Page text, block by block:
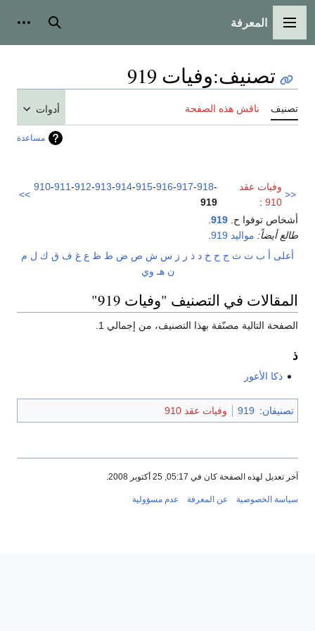
القائمة الرئيسية
المعرفة بحث
تصنيف:وفيات 919
تصنيف ناقش هذه الصفحة أدوات
مساعدة
<<
وفيات عقد
910
:
910-911-912-913-914-915-916-917-918-
919
>>
أشخاص توفوا ح. 919
طالع أيضاً: مواليد 919
أعلى أ ب ت ث ج ح خ د ذ ر ز س ش ص ض ط ظ ع غ ف ق ك ل م
ن هـ وي
المقالات في التصنيف "وفيات 919"
الصفحة التالية مصنّفة بهذا التصنيف، من إجمالي 1.
ذ
ذكا الأعور
تصنيفان:
919 وفيات عقد 910
آخر تعديل لهذه الصفحة كان في 05:17, 25 أكتوبر 2008.
سياسة الخصوصية عن المعرفة عدم مسؤولية